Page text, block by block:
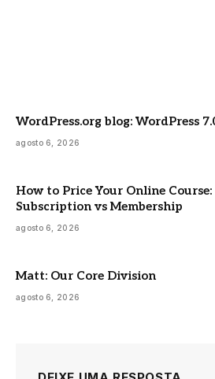
WordPress.org blog: WordPress
agosto 6, 2026
How to Price Your Online Course:
Subscription vs Membership
agosto 6, 2026
Matt: Our Core Division
agosto 6, 2026